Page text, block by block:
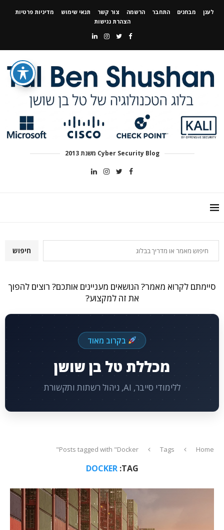
לענן מבחנים התחבר הרשמה צור קשר תנאי שימוש
מדיניות פרטיות
הצהרת נגישות
Cyber Security Blog משנת 2013
חיפוש
סיימתם לקרוא מאמר? הנושאים מעניינים אותכם? רוצים להפוך
את זה למקצוע?
בקרוב מאוד
מכללת טל בן שושן
ללימודי סייבר, AI, ניהול רשתות ותקשורת
Home
Tags
Posts tagged with "Docker"
TAG:
DOCKER